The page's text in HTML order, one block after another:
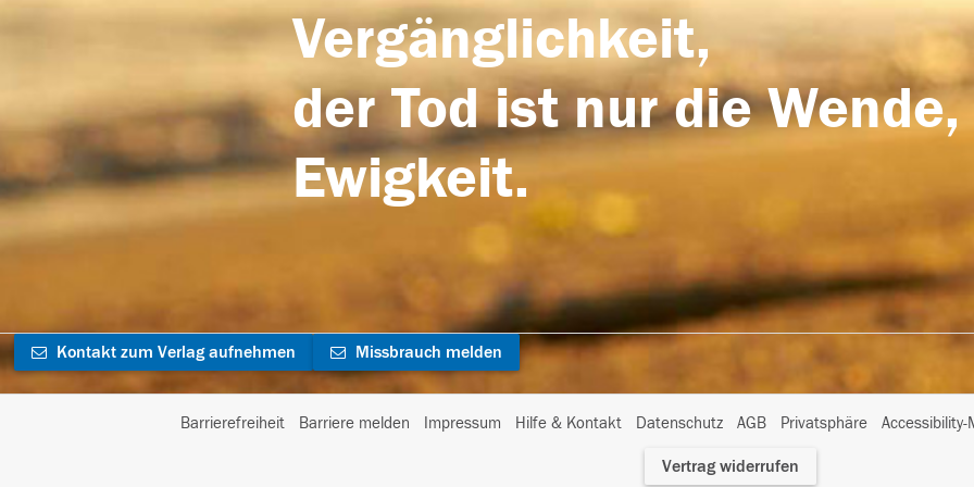
Vergänglichkeit,
der Tod ist nur die
Ewigkeit.
Kontakt zum Verlag aufnehmen Missbrauch melden
Barrierefreiheit Barriere melden Impressum Hilfe & Kontakt Datenschutz AGB Privatsphäre
I
Vertrag widerrufen